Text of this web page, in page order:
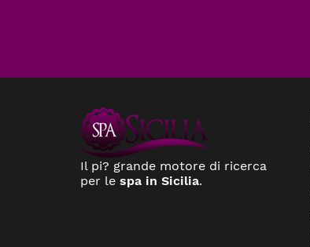
Il pi? grande motore di ricerca
per le spa in Sicilia.